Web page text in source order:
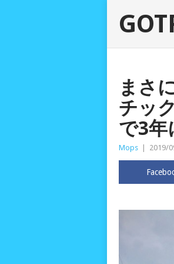
まさ
チッ
で3年
Mops 2019/